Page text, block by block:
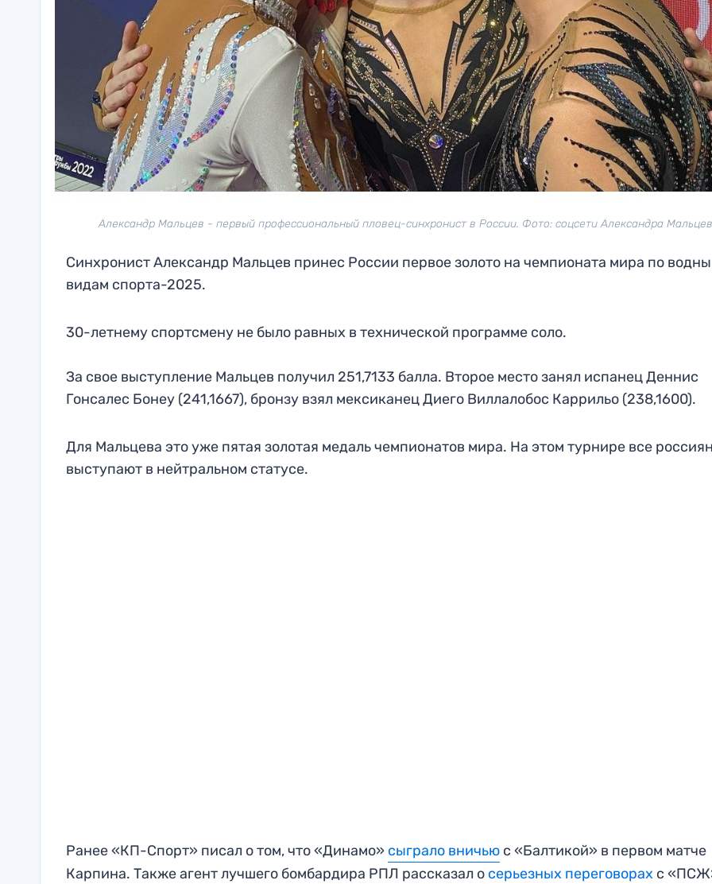
Александр Мальцев - первый профессиональный пловец-синхронист в России. Фото: соцсети Александра
Синхронист Александр Мальцев принес России первое золото на чемпионата мира по
видам спорта-2025.
30-летнему спортсмену не было равных в технической программе соло.
За свое выступление Мальцев получил 251,7133 балла. Второе место занял испанец Деннис
Гонсалес Бонеу (241,1667), бронзу взял мексиканец Диего Виллалобос Каррильо (238,1600).
Для Мальцева это уже пятая золотая медаль чемпионатов мира. На этом турнире все
выступают в нейтральном статусе.
Ранее «КП-Спорт» писал о том, что «Динамо» сыграло вничьюс «Балтикой» в первом матче
Карпина. Также агент лучшего бомбардира РПЛ рассказал о серьезных переговорах с